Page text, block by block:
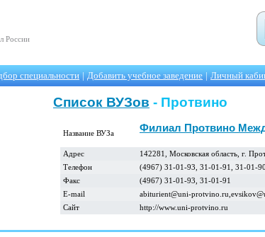
России
специальности | Добавить учебное заведение | Личный
Список ВУЗов - Протвино
Название ВУЗа Филиал Протвино
Адрес
142281, Московская область, г.
Телефон
(4967) 31-01-93, 31-01-91, 31-01-90
Факс
(4967) 31-01-93, 31-01-91
E-mail
abiturient@uni-
Сайт
http://www.uni-protvino.ru